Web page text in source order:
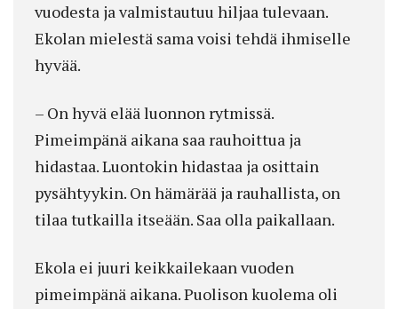
vuodesta ja valmistautuu hiljaa tulevaan.
Ekolan mielestä sama voisi tehdä ihmiselle
hyvää.
– On hyvä elää luonnon rytmissä.
Pimeimpänä aikana saa rauhoittua ja
hidastaa. Luontokin hidastaa ja osittain
pysähtyykin. On hämärää ja rauhallista, on
tilaa tutkailla itseään. Saa olla paikallaan.
Ekola ei juuri keikkailekaan vuoden
pimeimpänä aikana. Puolison kuolema oli